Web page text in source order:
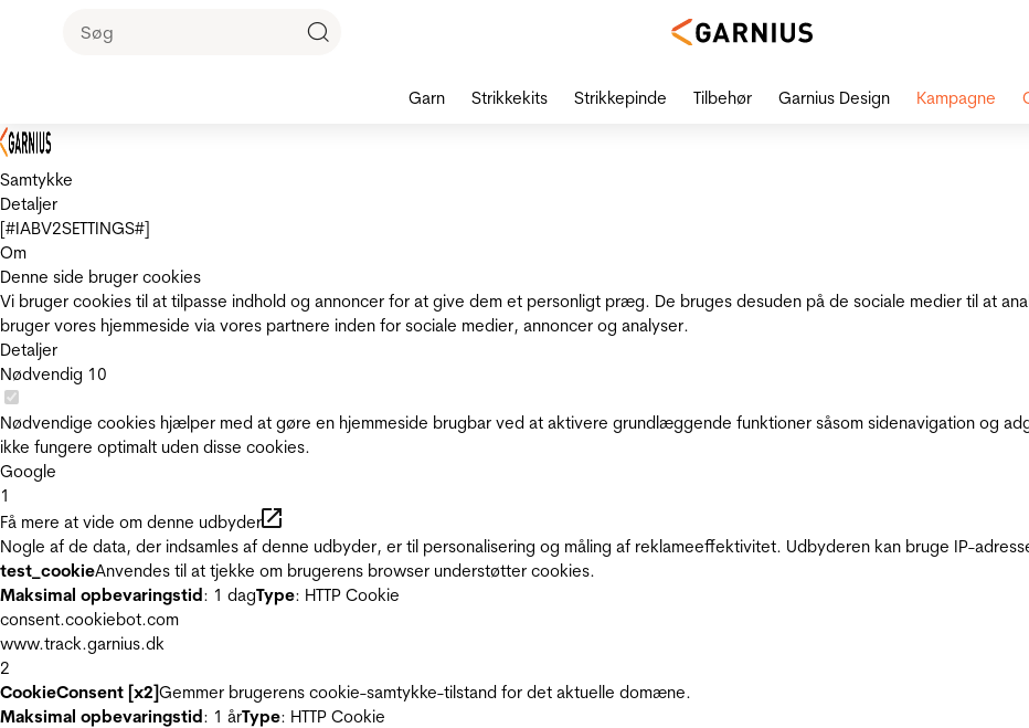
Samtykke
Detaljer
[#IABV2SETTINGS#]
Om
Denne side bruger cookies
Vi bruger cookies til at tilpasse indhold og annoncer for at give dem et personligt præg. De bruges desuden på de sociale medier til at
bruger vores hjemmeside via vores partnere inden for sociale medier, annoncer og analyser.
Detaljer
Nødvendig 10
Nødvendige cookies hjælper med at gøre en hjemmeside brugbar ved at aktivere grundlæggende funktioner såsom sidenavigation og
ikke fungere optimalt uden disse cookies.
Google
1
Få mere at vide om denne udbyder
Nogle af de data, der indsamles af denne udbyder, er til personalisering og måling af reklameeffektivitet. Udbyderen kan bruge IP-
test_cookieAnvendes til at tjekke om brugerens browser understøtter cookies.
Maksimal opbevaringstid: 1 dagType: HTTP Cookie
consent.cookiebot.com
www.track.garnius.dk
2
CookieConsent [x2]Gemmer brugerens cookie-samtykke-tilstand for det aktuelle domæne.
Maksimal opbevaringstid: 1 årType: HTTP Cookie
Garn Strikkekits Strikkepinde Tilbehør Garnius Design Kampagne